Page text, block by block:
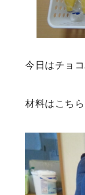
今日はチョ
材料はこちら